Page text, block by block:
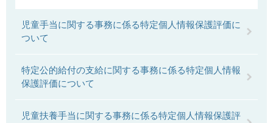
児童手当に関する事務に係る特定個人情報保護評価に
ついて
特定公的給付の支給に関する事務に係る特定個人情報
保護評価について
児童扶養手当に関する事務に係る特定個人情報保護評